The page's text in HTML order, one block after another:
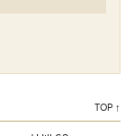
TOP ↑